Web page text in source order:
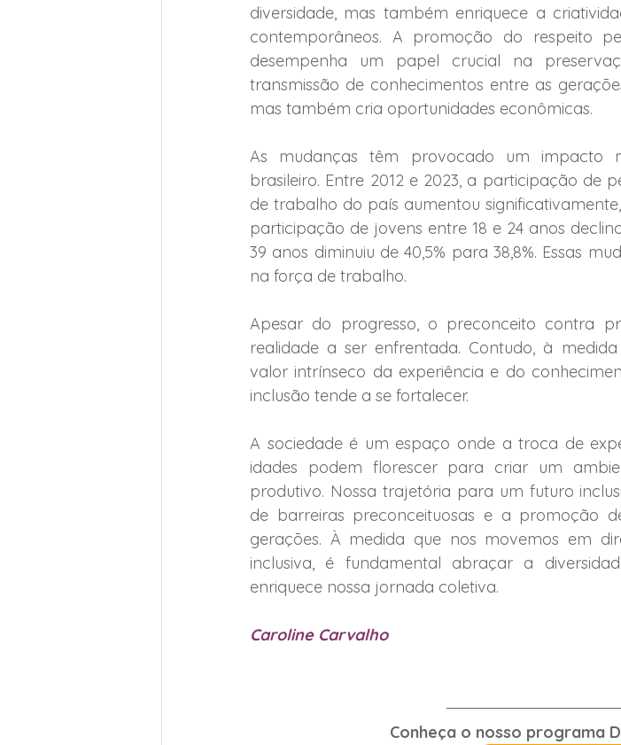
diversidade, mas também enriquece a
contemporâneos. A promoção do respeito
desempenha um papel crucial na
transmissão de conhecimentos entre as
mas também cria oportunidades econômicas.
As mudanças têm provocado um impacto
brasileiro. Entre 2012 e 2023, a participação de
de trabalho do país aumentou significativamente,
participação de jovens entre 18 e 24 anos
39 anos diminuiu de 40,5% para 38,8%. Essas
na força de trabalho.
Apesar do progresso, o preconceito contra
realidade a ser enfrentada. Contudo, à
valor intrínseco da experiência e do
inclusão tende a se fortalecer.
A sociedade é um espaço onde a troca de
idades podem florescer para criar um
produtivo. Nossa trajetória para um futuro
de barreiras preconceituosas e a promoção
gerações. À medida que nos movemos em
inclusiva, é fundamental abraçar a
enriquece nossa jornada coletiva.
Caroline Carvalho
Conheça o nosso programa